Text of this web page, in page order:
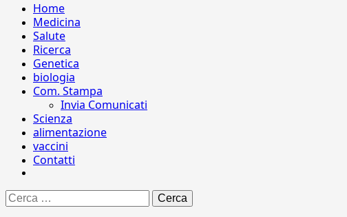
Home
Medicina
Salute
Ricerca
Genetica
biologia
Com. Stampa
Invia Comunicati
Scienza
alimentazione
vaccini
Contatti
Ricerca
per: